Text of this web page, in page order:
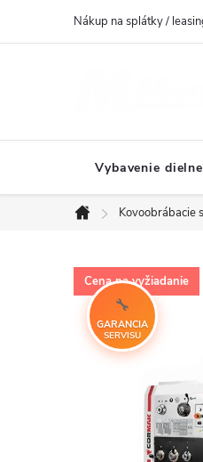
Nákup na splátky /
Vybavenie dielne
Domov
Kovoobrábacie
Cena na vyžiadanie
GARANCIA
SERVISU